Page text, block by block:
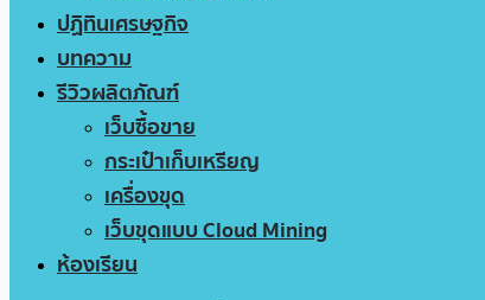
ปฏิทินเศรษฐกิจ
บทความ
รีวิวผลิตภัณฑ์
เว็บซื้อขาย
กระเป๋าเก็บเหรียญ
เครื่องขุด
เว็บขุดแบบ Cloud Mining
ห้องเรียน